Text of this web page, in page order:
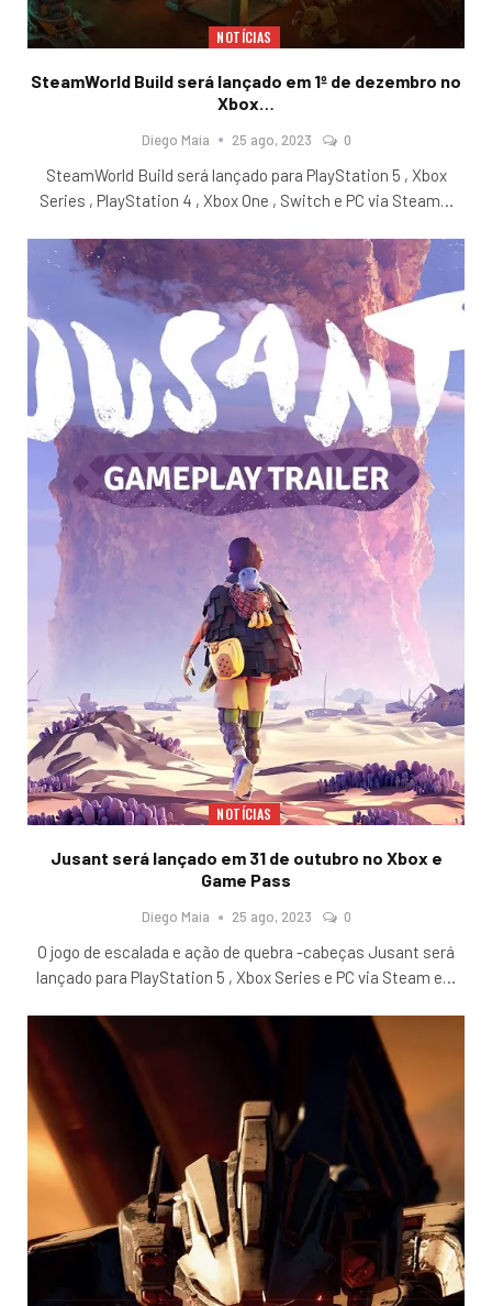
NOTÍCIAS
SteamWorld Build será lançado em 1º de dezembro no
Xbox…
Diego Maia 25 ago, 2023 0
SteamWorld Build será lançado para PlayStation 5 , Xbox
Series , PlayStation 4 , Xbox One , Switch e PC via Steam
NOTÍCIAS
Jusant será lançado em 31 de outubro no Xbox e
Game Pass
Diego Maia 25 ago, 2023 0
O jogo de escalada e ação de quebra -cabeças Jusant será
lançado para PlayStation 5 , Xbox Series e PC via Steam e…